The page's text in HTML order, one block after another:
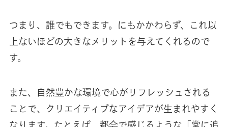
つまり、誰でもできます。にもかかわらず、これ以
上ないほどの大きなメリットを与えてくれるので
す。
また、自然豊かな環境で心がリフレッシュされる
ことで、クリエイティブなアイデアが生まれやすく
なります。たとえば、都会で感じるような「常に追